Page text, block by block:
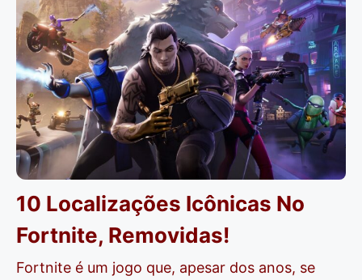
10 Localizações Icônicas No
Fortnite, Removidas!
Fortnite é um jogo que, apesar dos anos, se